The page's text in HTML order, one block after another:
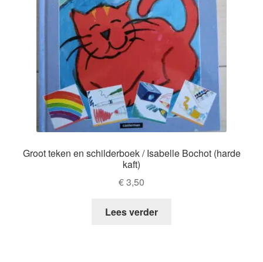
Groot teken en schilderboek / Isabelle Bochot (harde
kaft)
€3,50
Lees verder